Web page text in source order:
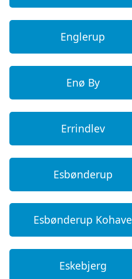
Englerup
Enø By
Errindlev
Esbønderup
Esbønderup Kohave
Eskebjerg